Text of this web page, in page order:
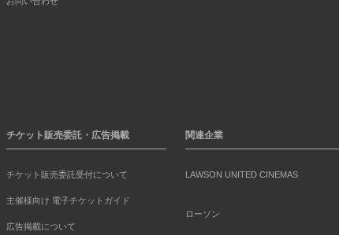
チケット販売委託・広告掲載
チケット販売委託受付について
主催様向け 電子チケットガイド
広告掲載について
関連企業
LAWSON UNITED CINEMAS
ローソン